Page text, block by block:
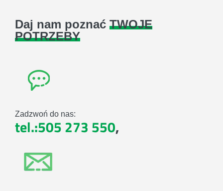
Daj nam poznać TWOJE
POTRZEBY
Zadzwoń do nas:
tel.:505 273 550,